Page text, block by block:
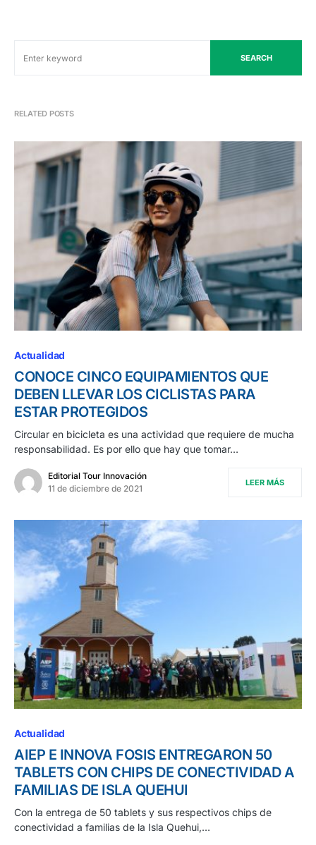
SEARCH
RELATED POSTS
Actualidad
CONOCE CINCO EQUIPAMIENTOS QUE
DEBEN LLEVAR LOS CICLISTAS PARA
ESTAR PROTEGIDOS
Circular en bicicleta es una actividad que requiere de mucha
responsabilidad. Es por ello que hay que tomar…
Editorial Tour Innovación
11 de diciembre de 2021
LEER MÁS
Actualidad
AIEP E INNOVA FOSIS ENTREGARON 50
TABLETS CON CHIPS DE CONECTIVIDAD A
FAMILIAS DE ISLA QUEHUI
Con la entrega de 50 tablets y sus respectivos chips de
conectividad a familias de la Isla Quehui,…